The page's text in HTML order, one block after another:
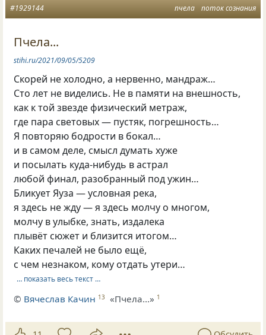
пчела поток сознания
#1929144
Пчела...
stihi.ru/2021/09/05/5209
Скорей не холодно, а нервенно, мандраж…
Сто лет не виделись. Не в памяти на внешность,
как к той звезде физический метраж,
где пара световых — пустяк, погрешность…
Я повторяю бодрости в бокал…
и в самом деле, смысл думать хуже
и посылать куда-нибудь в астрал
любой финал, разобранный под ужин…
Бликует Яуза — условная река,
я здесь не жду — я здесь молчу о многом,
молчу в улыбке, знать, издалека
плывёт сюжет и близится итогом…
Каких печалей не было ещё,
с чем незнаком, кому отдать утери…
… показать весь текст …
© Вячеслав Качин 13 «Пчела...» 1